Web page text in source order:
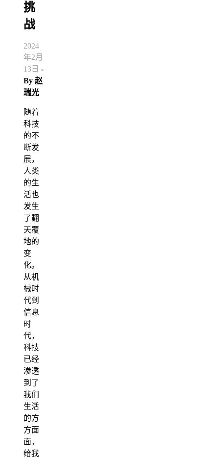
挑
战
2024
年2月
13日 -
By 赵
瑞光
随着
科技
的不
断发
展，
人类
的生
活也
发生
了翻
天覆
地的
变
化。
从机
械时
代到
信息
时
代，
科技
已经
渗透
到了
我们
生活
的方
方面
面，
给我